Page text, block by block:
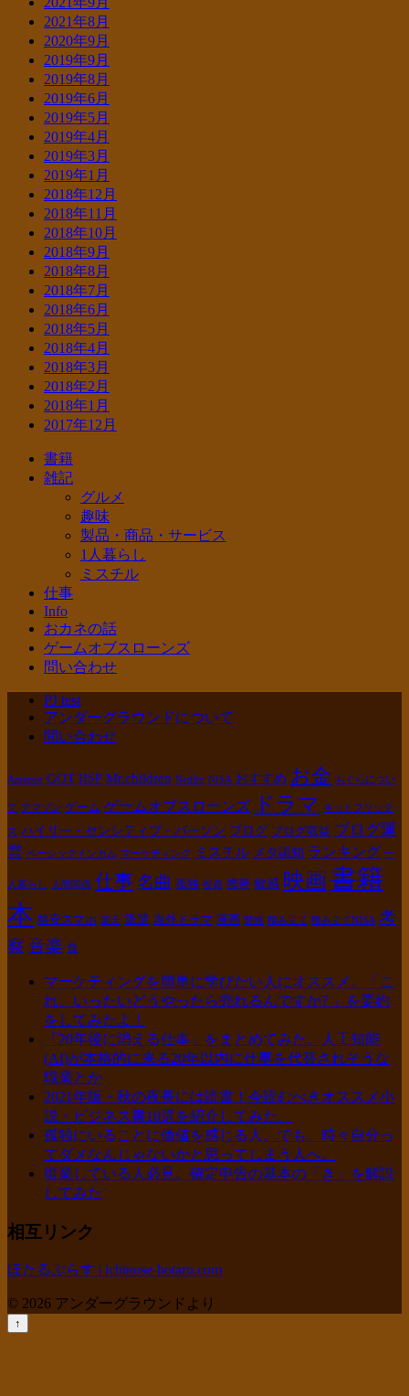
2021年8月
2020年9月
2019年9月
2019年8月
2019年6月
2019年5月
2019年4月
2019年3月
2019年1月
2018年12月
2018年11月
2018年10月
2018年9月
2018年8月
2018年7月
2018年6月
2018年5月
2018年4月
2018年3月
2018年2月
2018年1月
2017年12月
書籍
雑記
グルメ
趣味
製品・商品・サービス
1人暮らし
ミスチル
仕事
Info
おカネの話
ゲームオブスローンズ
問い合わせ
PJ test
アンダーグラウンドについて
問い合わせ
Amazon GOT HSP Mr.children Netflix NISA おすすめ お金 もぐらについ
て アマゾン ゲーム ゲームオブスローンズ ドラマ ネットフリック
ス ハイリー・センシティブ・パーソン ブログ ブログ収益 ブログ運
営 ベーシックインカム マーケティング ミスチル メタ認知 ランキング 一
人暮らし 人間関係 仕事 名曲 孤独 投資 携帯 敏感 映画書籍
本 格安スマホ 楽天 派遣 海外ドラマ 漫画 禁煙 積み立て 積み立てNISA 考
察 音楽 食
マーケティングを簡単に学びたい人にオススメ。「こ
れ、いったいどうやったら売れるんですか? 」を要約
をしてみたよ！
「20年後に消える仕事」をまとめてみた。人工知能
(AI)が本格的に来る20年以内に仕事を代替されそうな
職業とか
2021年版・秋の夜長には読書！今読むべきオススメ小
説・ビジネス書10選を紹介してみた。
孤独にいることに価値を感じる人。でも、時々自分っ
てダメなんじゃないかと思ってしまう人へ。
復業している人必見。確定申告の基本の「き」を解説
してみた
相互リンク
ほたるぷらす | ichinose-hotaru.com
© 2026 アンダーグラウンドより